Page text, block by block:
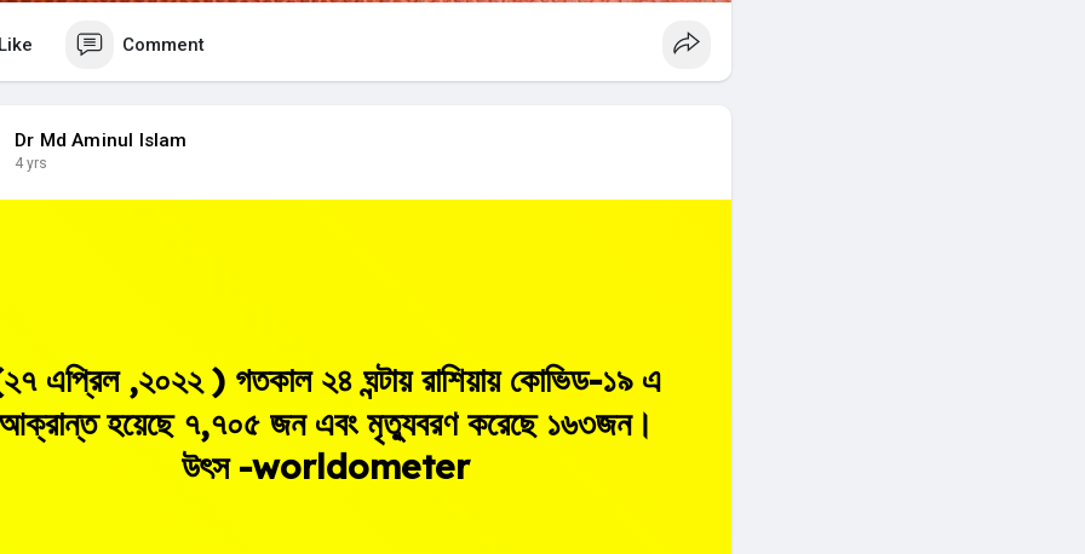
Comment
Dr Md Aminul Islam
4 yrs
এপ্রিল ,২০২২ ) গতকাল ২৪ ঘন্টায় রাশিয়ায় কোভিড-১৯ এ
হয়েছে ৭,৭০৫ জন এবং মৃত্যুবরণ করেছে ১৬৩জন।
উৎস -worldometer